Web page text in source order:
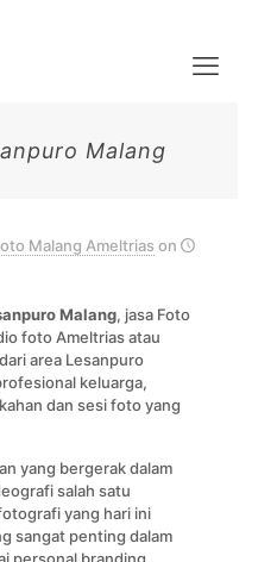
Malang
Malang Ameltrias on
Malang, jasa Foto
foto Ameltrias atau
area Lesanpuro
keluarga,
dan sesi foto yang
yang bergerak dalam
salah satu
yang hari ini
sangat penting dalam